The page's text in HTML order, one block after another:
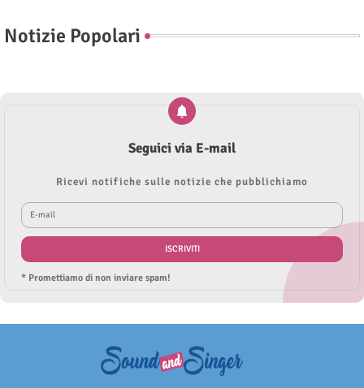
Notizie Popolari
Seguici via E-mail
Ricevi notifiche sulle notizie che pubblichiamo
* Promettiamo di non inviare spam!